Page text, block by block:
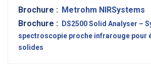
Brochure : Metrohm NIRSystems
Brochure :
DS2500 Solid Analyser –
spectroscopie proche infrarouge pour
solides